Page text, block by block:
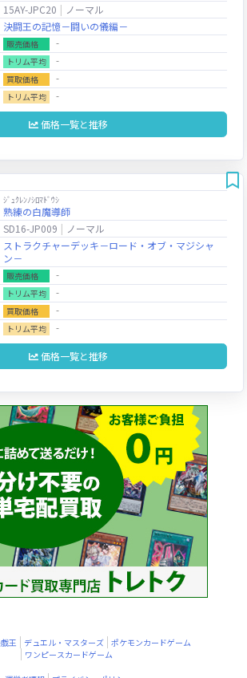
15AY-JPC20
ノーマル
決闘王の記憶－闘いの儀編－
販売価格 ‐
トリム平均 ‐
買取価格 ‐
トリム平均 ‐
価格一覧と推移
ｼﾞｭｸﾚﾝﾉｼﾛﾏﾄﾞｳｼ
熟練の白魔導師
SD16-JP009
ノーマル
ストラクチャーデッキ－ロード・オブ・マジシャ
ン－
販売価格 ‐
トリム平均 ‐
買取価格 ‐
トリム平均 ‐
価格一覧と推移
王 デュエル・マスターズ
ポケモンカードゲーム
ワンピースカードゲーム